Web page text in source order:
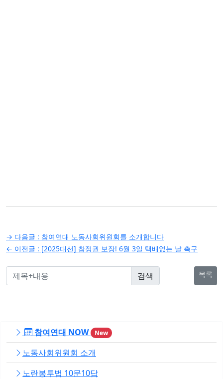
글
탐
색
→ 다음글 : 참여연대 노동사회위원회를 소개합니다
← 이전글 : [2025대선] 참정권 보장! 6월 3일 택배없는 날 촉구
목록
참여연대 NOW New
노동사회위원회 소개
노란봉투법 10문10답